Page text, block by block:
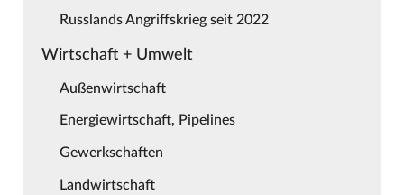
Russlands Angriffskrieg seit 2022
Wirtschaft + Umwelt
Außenwirtschaft
Energiewirtschaft, Pipelines
Gewerkschaften
Landwirtschaft